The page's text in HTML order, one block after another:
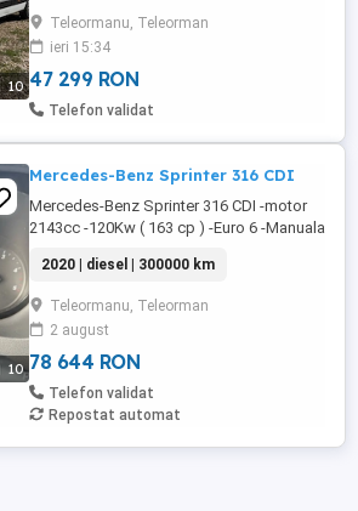
10
Geamuri electrice -Oglinzi electrice -Pilot
automat -Pret 9000 -Accet unele variante
auto -Detalii la sau
Teleormanu, Teleorman
ieri 15:34
47 299 RON
Telefon validat
10
Mercedes-Benz Sprinter 316 CDI
Mercedes-Benz Sprinter 316 CDI -motor
2143cc -120Kw ( 163 cp ) -Euro 6 -Manuala
-Versiunea lunga ( 4.30m podea ) -Volan
piele -Navigatie mare -Computer bord -
comenzi pe volan -Scaun pe perna aer
reglabil pe KG . -geamuri electirice -Oglinzi
electrice -anvelope ...
2020 | diesel | 300000 km
Teleormanu, Teleorman
2 august
78 644 RON
Telefon validat
Repostat automat